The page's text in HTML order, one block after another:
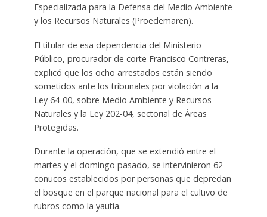
Especializada para la Defensa del Medio Ambiente
y los Recursos Naturales (Proedemaren).
El titular de esa dependencia del Ministerio
Público, procurador de corte Francisco Contreras,
explicó que los ocho arrestados están siendo
sometidos ante los tribunales por violación a la
Ley 64-00, sobre Medio Ambiente y Recursos
Naturales y la Ley 202-04, sectorial de Áreas
Protegidas.
Durante la operación, que se extendió entre el
martes y el domingo pasado, se intervinieron 62
conucos establecidos por personas que depredan
el bosque en el parque nacional para el cultivo de
rubros como la yautía.